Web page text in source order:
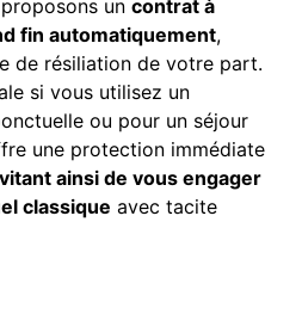
un contrat à
fin automatiquement,
de résiliation de votre part.
si vous utilisez un
ou pour un séjour
une protection immédiate
ainsi de vous engager
classique avec tacite